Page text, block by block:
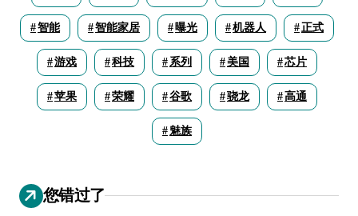
智能 智能家居 曝光 机器人 正式
游戏 科技 系列 美国 芯片
苹果 荣耀 谷歌 骁龙 高通
魅族
您错过了